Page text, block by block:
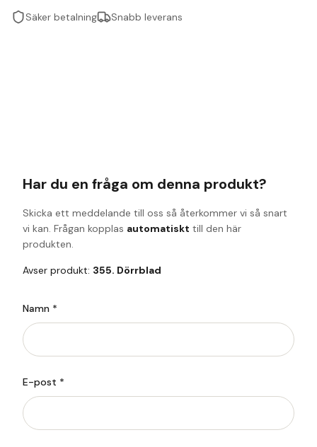
Säker betalning Snabb leverans
Har du en fråga om denna produkt?
Skicka ett meddelande till oss så återkommer vi så snart
vi kan. Frågan kopplas automatiskt till den här
produkten.
Avser produkt: 355. Dörrblad
Namn *
E-post *